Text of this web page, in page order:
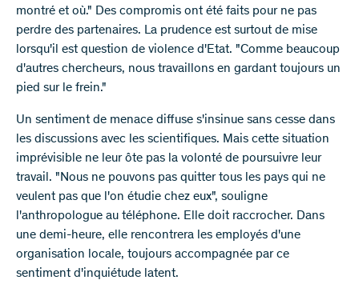
montré et où." Des compromis ont été faits pour ne pas
perdre des partenaires. La prudence est surtout de mise
lorsqu'il est question de violence d'Etat. "Comme beaucoup
d'autres chercheurs, nous travaillons en gardant toujours un
pied sur le frein."
Un sentiment de menace diffuse s'insinue sans cesse dans
les discussions avec les scientifiques. Mais cette situation
imprévisible ne leur ôte pas la volonté de poursuivre leur
travail. "Nous ne pouvons pas quitter tous les pays qui ne
veulent pas que l'on étudie chez eux", souligne
l'anthropologue au téléphone. Elle doit raccrocher. Dans
une demi-heure, elle rencontrera les employés d'une
organisation locale, toujours accompagnée par ce
sentiment d'inquiétude latent.